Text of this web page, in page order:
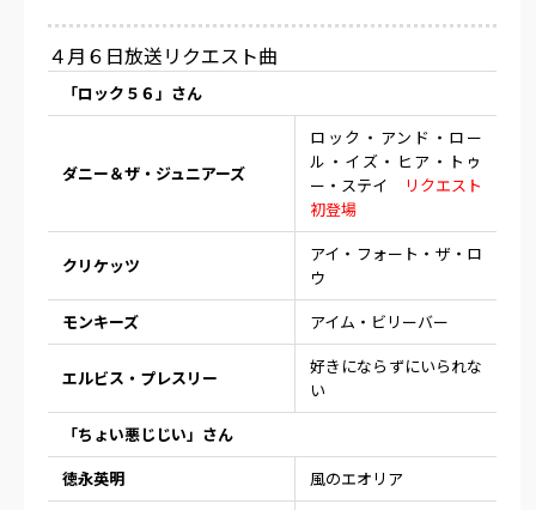
４月６日放送リクエスト曲
「ロック５６」さん
ダニー＆ザ・ジュニアーズ
ロック・アンド・ロー
ル・イズ・ヒア・トゥ
ー・ステイ
リクエスト
初登場
クリケッツ
アイ・フォート・ザ・ロ
ウ
モンキーズ
アイム・ビリーバー
エルビス・プレスリー
好きにならずにいられな
い
「ちょい悪じじい」さん
徳永英明
風のエオリア